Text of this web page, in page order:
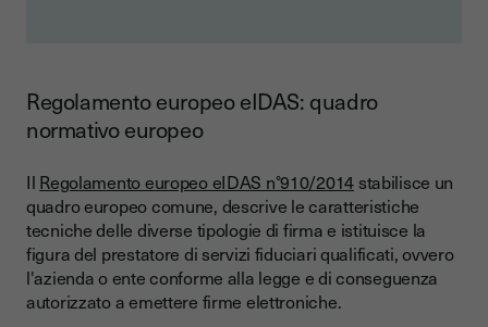
Regolamento europeo eIDAS: quadro
normativo europeo
Il Regolamento europeo eIDAS n°910/2014 stabilisce un
quadro europeo comune, descrive le caratteristiche
tecniche delle diverse tipologie di firma e istituisce la
figura del prestatore di servizi fiduciari qualificati, ovvero
l'azienda o ente conforme alla legge e di conseguenza
autorizzato a emettere firme elettroniche.